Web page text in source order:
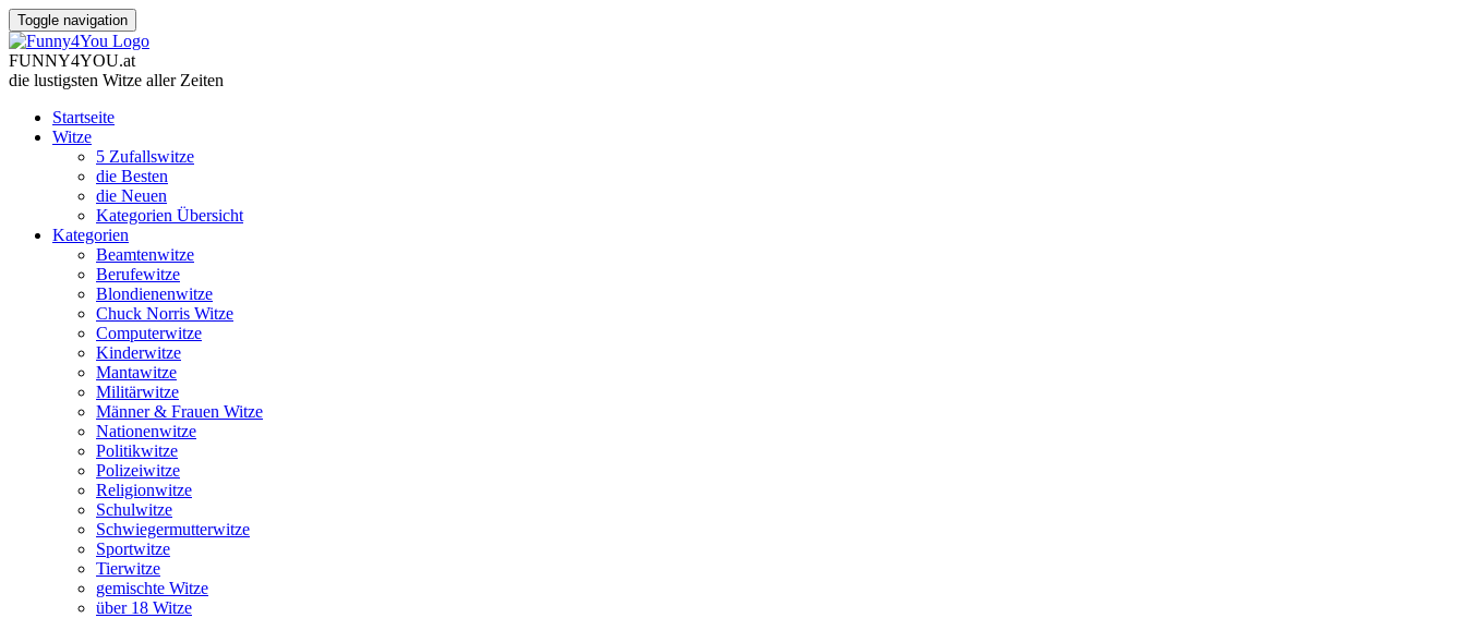
Toggle navigation
FUNNY4YOU.at
die lustigsten Witze aller Zeiten
Startseite
Witze
5 Zufallswitze
die Besten
die Neuen
Kategorien Übersicht
Kategorien
Beamtenwitze
Berufewitze
Blondienenwitze
Chuck Norris Witze
Computerwitze
Kinderwitze
Mantawitze
Militärwitze
Männer & Frauen Witze
Nationenwitze
Politikwitze
Polizeiwitze
Religionwitze
Schulwitze
Schwiegermutterwitze
Sportwitze
Tierwitze
gemischte Witze
über 18 Witze